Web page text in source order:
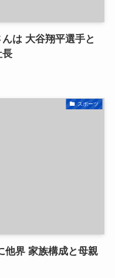
は 大谷翔平選手と
長
スポーツ
他界 家族構成と母親